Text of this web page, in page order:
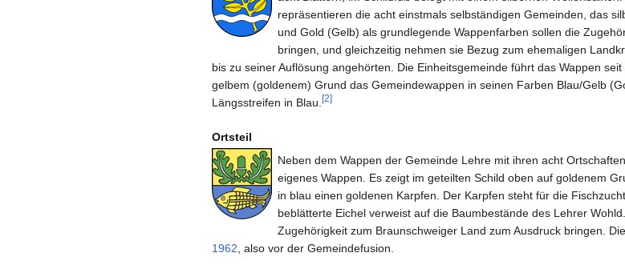
repräsentieren die acht einstmals selbständigen Gemeinden, das
und Gold (Gelb) als grundlegende Wappenfarben sollen die
bringen, und gleichzeitig nehmen sie Bezug zum ehemaligen
bis zu seiner Auflösung angehörten. Die Einheitsgemeinde führt das Wappen seit
gelbem (goldenem) Grund das Gemeindewappen in seinen Farben Blau/Gelb
Längsstreifen in Blau. [2]
Ortsteil
Neben dem Wappen der Gemeinde Lehre mit ihren acht
eigenes Wappen. Es zeigt im geteilten Schild oben auf goldenem
in blau einen goldenen Karpfen. Der Karpfen steht für die
beblätterte Eichel verweist auf die Baumbestände des Lehrer
Zugehörigkeit zum Braunschweiger Land zum Ausdruck bringen.
1962 , also vor der Gemeindefusion.